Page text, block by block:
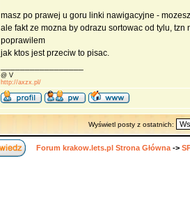
masz po prawej u goru linki nawigacyjne -
ale fakt ze mozna by odrazu sortowac od tylu,
poprawilem
jak ktos jest przeciw to pisac.
@ V
http://axzx.pl/
Wyświetl posty z ostatnich:
Forum krakow.lets.pl Strona Główna ->